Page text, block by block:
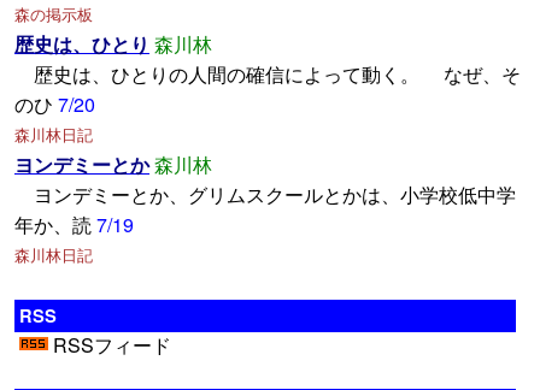
森の掲示板
歴史は、ひとり 森川林
歴史は、ひとりの人間の確信によって動く。 なぜ、そ
のひ 7/20
森川林日記
ヨンデミーとか森川林
ヨンデミーとか、グリムスクールとかは、小学校低中学
年か、読7/19
森川林日記
RSS
RSSフィード